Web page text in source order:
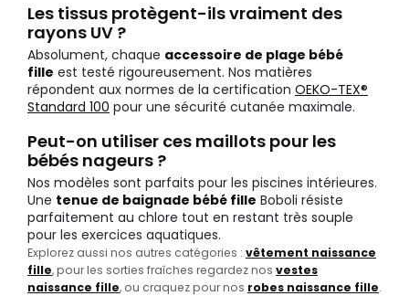
Les tissus protègent-ils vraiment des
rayons UV ?
Absolument, chaque accessoire de plage bébé
fille est testé rigoureusement. Nos matières
répondent aux normes de la certification OEKO-TEX®
Standard 100 pour une sécurité cutanée maximale.
Peut-on utiliser ces maillots pour les
bébés nageurs ?
Nos modèles sont parfaits pour les piscines intérieures.
Une tenue de baignade bébé fille Boboli résiste
parfaitement au chlore tout en restant très souple
pour les exercices aquatiques.
Explorez aussi nos autres catégories : vêtement naissance
fille, pour les sorties fraîches regardez nos vestes
naissance fille, ou craquez pour nos robes naissance fille.